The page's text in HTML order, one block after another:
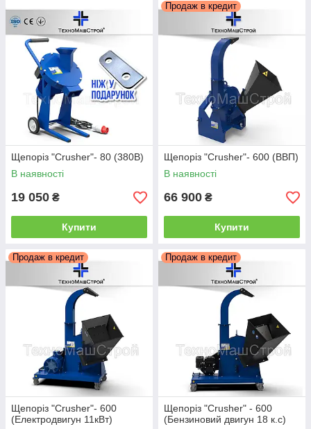
Щепоріз "Crusher"- 80 (380В)
В наявності
19 050 ₴
Купити
Продаж в кредит
Щепоріз "Crusher"- 600 (ВВП)
В наявності
66 900 ₴
Купити
Продаж в кредит
Щепоріз "Crusher"- 600
(Електродвигун 11кВт)
Продаж в кредит
Щепоріз "Crusher" - 600
(Бензиновий двигун 18 к.с)